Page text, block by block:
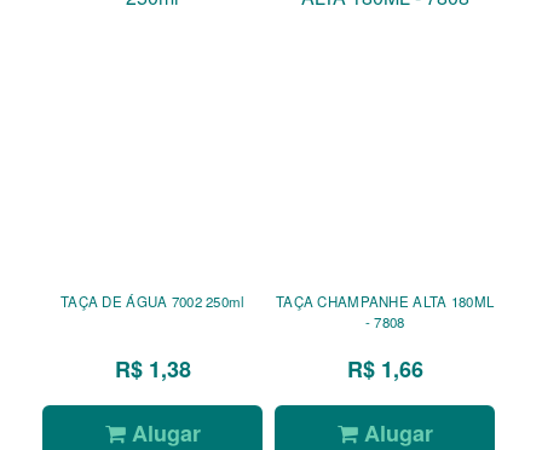
TAÇA DE ÁGUA 7002 250ml
R$ 1,38
Alugar
TAÇA CHAMPANHE ALTA 180ML
- 7808
R$ 1,66
Alugar